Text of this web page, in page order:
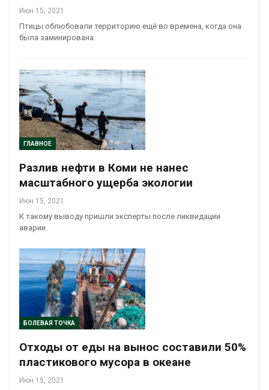
Июн 15, 2021
Птицы облюбовали территорию ещё во времена, когда она
была заминирована.
ГЛАВНОЕ
Разлив нефти в Коми не нанес
масштабного ущерба экологии
Июн 15, 2021
К такому выводу пришли эксперты после ликвидации
аварии.
БОЛЕВАЯ ТОЧКА
Отходы от еды на вынос составили 50%
пластикового мусора в океане
Июн 15, 2021